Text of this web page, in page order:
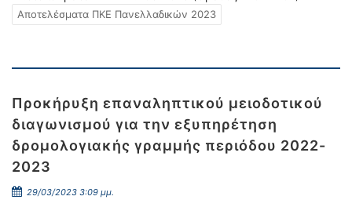
Αποτελέσματα ΠΚΕ Πανελλαδικών 2023
Προκήρυξη επαναληπτικού μειοδοτικού
διαγωνισμού για την εξυπηρέτηση
δρομολογιακής γραμμής περιόδου 2022-
2023
29/03/2023 3:09 μμ.